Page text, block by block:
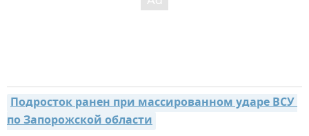
Подросток ранен при массированном ударе ВСУ
по Запорожской области